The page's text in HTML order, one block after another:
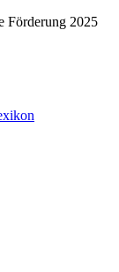
Förderung 2025